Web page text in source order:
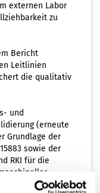
externen Labor
zu
Bericht
Leitlinien
die qualitativ
und
(erneute
Grundlage der
sowie der
RKI für die
sowie der